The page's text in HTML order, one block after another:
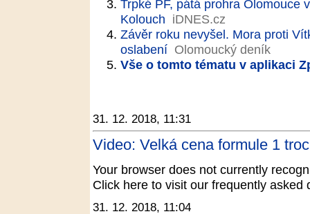
Trpké PF, pátá prohra Olomouce
Kolouch iDNES.cz
Závěr roku nevyšel. Mora proti
oslabení Olomoucký deník
Vše o tomto tématu v aplikaci
31. 12. 2018, 11:31
Video: Velká cena formule 1
Your browser does not currently
Click here to visit our frequently asked
31. 12. 2018, 11:04